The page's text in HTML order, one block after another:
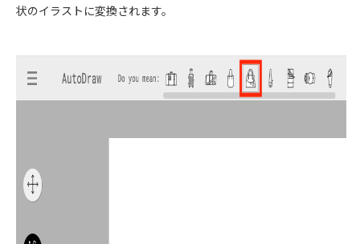
状のイラストに変換されます。